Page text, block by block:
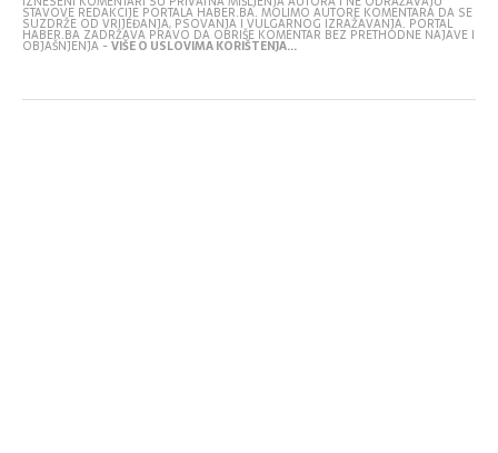
STAVOVE REDAKCIJE PORTALA HABER.BA. MOLIMO AUTORE KOMENTARA DA SE
SUZDRŽE OD VRIJEĐANJA, PSOVANJA I VULGARNOG IZRAŽAVANJA. PORTAL
HABER.BA ZADRŽAVA PRAVO DA OBRIŠE KOMENTAR BEZ PRETHODNE NAJAVE I
OBJAŠNJENJA -VIŠE O USLOVIMA KORIŠTENJA...